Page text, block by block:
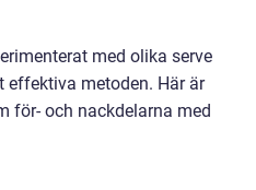
med olika serve
effektiva metoden. Här är
för- och nackdelarna med